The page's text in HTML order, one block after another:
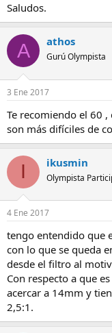
Saludos.
A athos
Gurú Olympista
3 Ene 2017
Te recomiendo el 60
son más difíciles de
I ikusmin
Olympista
4 Ene 2017
tengo entendido que
con lo que se queda
desde el filtro al
Con respecto a que
acercar a 14mm y
2,5:1.